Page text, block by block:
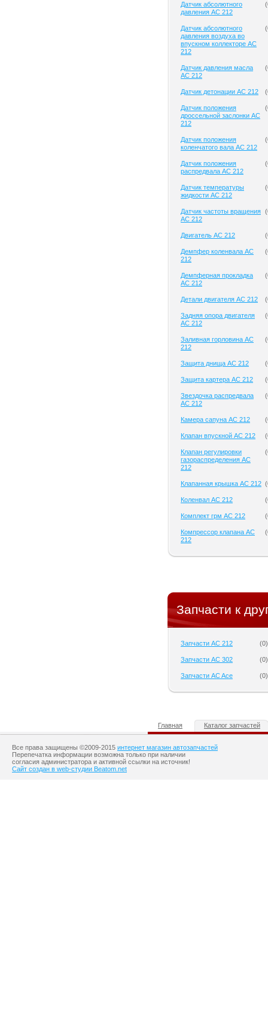
Датчик абсолютного
давления AC 212
(
Датчик абсолютного
давления воздуха во
впускном коллекторе AC
212
(
Датчик давления масла
AC 212
(
Датчик детонации AC 212 (
Датчик положения
дроссельной заслонки AC
212
(
Датчик положения
коленчатого вала AC 212
(
Датчик положения
распредвала AC 212
(
Датчик температуры
жидкости AC 212
(
Датчик частоты вращения
AC 212
(
Двигатель AC 212 (
Демпфер коленвала AC
212
(
Демпферная прокладка
AC 212
(
Детали двигателя AC 212 (
Задняя опора двигателя
AC 212
(
Заливная горловина AC
212
(
Защита днища AC 212 (
Защита картера AC 212 (
Звездочка распредвала
AC 212
(
Камера сапуна AC 212 (
Клапан впускной AC 212 (
Клапан регулировки
газораспределения AC
212
(
Клапанная крышка AC 212 (
Коленвал AC 212 (
Комплект грм AC 212 (
Компрессор клапана AC
212
(
Запчасти к
Запчасти AC 212 (0)
Запчасти AC 302 (0)
Запчасти AC Ace (0)
Главная Каталог запчастей
Все права защищены ©2009-2015 интернет магазин автозапчастей
Перепечатка информации возможна только при наличии
согласия администратора и активной ссылки на источник!
Сайт создан в web-студии Beatom.net